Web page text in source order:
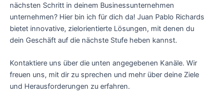
nächsten Schritt in deinem Businessunternehmen
unternehmen? Hier bin ich für dich da! Juan Pablo Richards
bietet innovative, zielorientierte Lösungen, mit denen du
dein Geschäft auf die nächste Stufe heben kannst.
Kontaktiere uns über die unten angegebenen Kanäle. Wir
freuen uns, mit dir zu sprechen und mehr über deine Ziele
und Herausforderungen zu erfahren.